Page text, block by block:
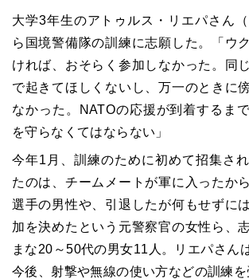
大学3年生のアトゥルス・リエパさん
ら国境警備隊の訓練に志願した。「ウ
ければ、おそらく参加しなかった。同
で起きてほしくないし、万一のときに
なかった。NATOの応援が到着するま
を守らなくてはならない」
今年1月、訓練のために初めて招集さ
たのは、チームメートが軍に入ったか
選手の男性や、引退したが何もせずに
加を決めたという元警察官の女性ら、
まな20～50代の男女11人。リエパさん
今後、射撃や無線の使い方などの訓練を